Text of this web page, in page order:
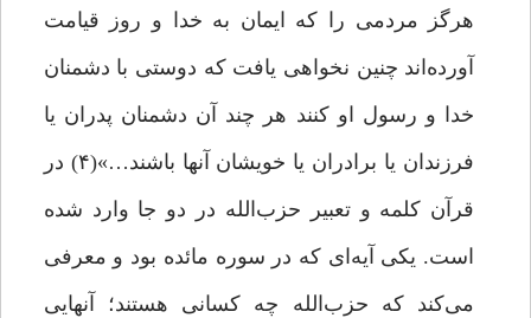
هرگز مردمی را که ایمان به خدا و روز قیامت
آورده‌اند چنین نخواهی یافت که دوستی با دشمنان
خدا و رسول او کنند هر چند آن دشمنان پدران یا
فرزندان یا برادران یا خویشان آنها باشند…»(۴) در
قرآن کلمه و تعبیر حزب‌الله در دو جا وارد شده
است. یکى آیه‌ای که در سوره مائده بود و معرفى
مى‌‌کند که حزب‌الله چه کسانى هستند؛ آنهایی